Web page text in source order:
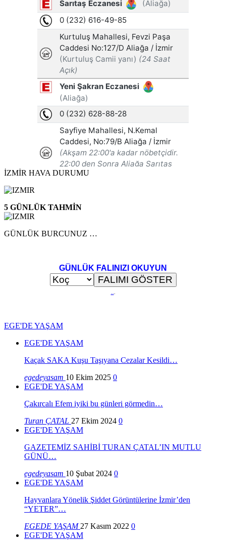
İZMİR HAVA DURUMU
5 GÜNLÜK TAHMİN
GÜNLÜK BURCUNUZ …
GÜNLÜK FALINIZI OKUYUN
...
EGE'DE YAŞAM
EGE'DE YAŞAM
Kaçak SAKA Kuşu Taşıyana Cezalar Kesildi…
egedeyasam 10 Ekim 2025 0
EGE'DE YAŞAM
Çakırcalı Efem iyiki bu günleri görmedin…
Turan ÇATAL 27 Ekim 2024 0
EGE'DE YAŞAM
GAZETEMİZ SAHİBİ TURAN ÇATAL’IN MUTLU
GÜNÜ…
egedeyasam 10 Şubat 2024 0
EGE'DE YAŞAM
Hayvanlara Yönelik Şiddet Görüntülerine İzmir’den
“YETER”…
EGEDE YAŞAM 27 Kasım 2022 0
EGE'DE YAŞAM